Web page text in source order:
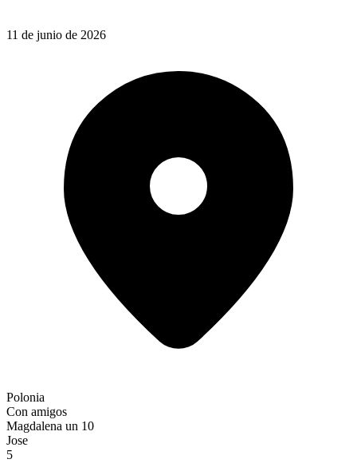
11 de junio de 2026
Polonia
Con amigos
Magdalena un 10
Jose
5